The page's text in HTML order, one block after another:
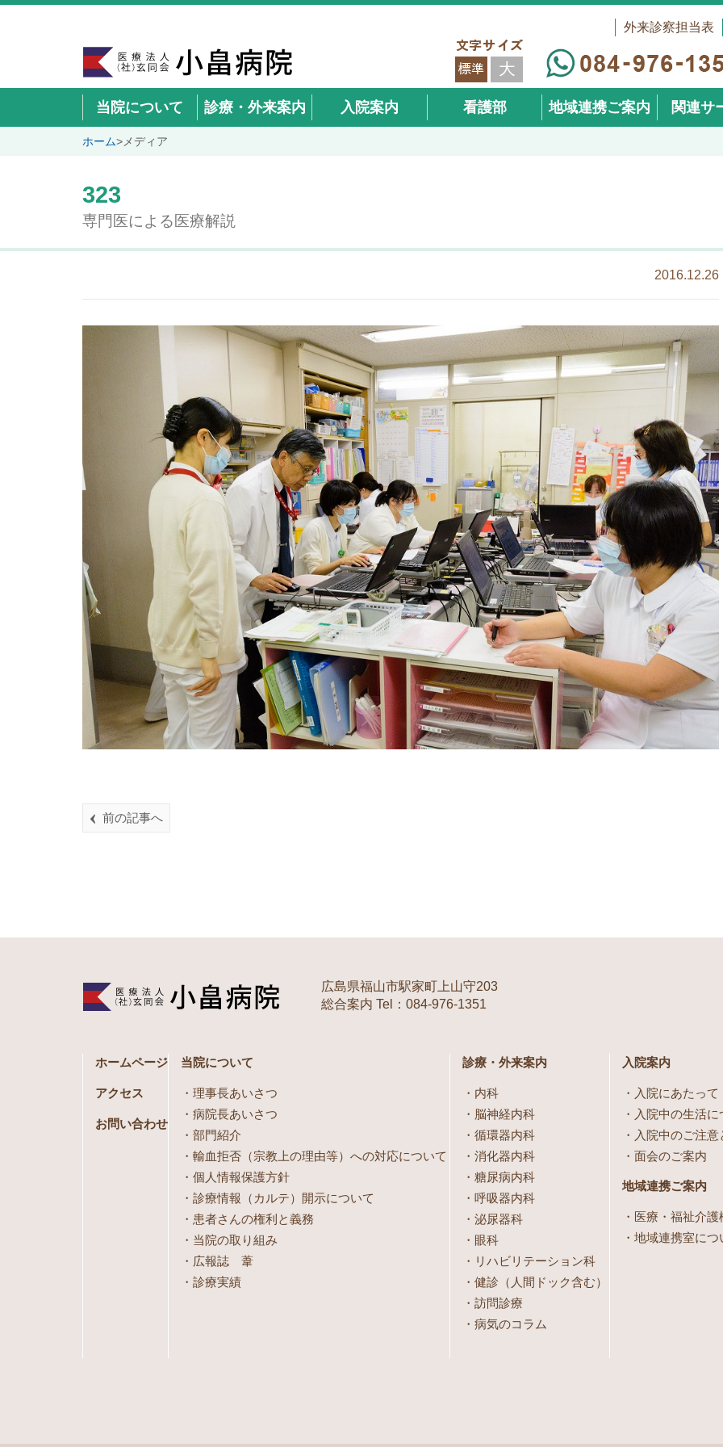
外来診察担当表
当院について 診療・外来案内 入院案内 看護部 地域連携ご案内 関連サ
ホーム> メディア
323
専門医による医療解説
2016.12.26
前の記事へ
広島県福山市駅家町上山守203
総合案内 Tel：084-976-1351
ホームページ
アクセス
お問い合わせ
当院について
理事長あいさつ
病院長あいさつ
部門紹介
輸血拒否（宗教上の理由等）への対応について
個人情報保護方針
診療情報（カルテ）開示について
患者さんの権利と義務
当院の取り組み
広報誌 葦
診療実績
診療・外来案内
内科
脳神経内科
循環器内科
消化器内科
糖尿病内科
呼吸器内科
泌尿器科
眼科
リハビリテーション科
健診（人間ドック含む）
訪問診療
病気のコラム
入院案内
入院にあたって
入院中の生活に
入院中のご注意
面会のご案内
地域連携ご案内
医療・福祉介
地域連携室につ